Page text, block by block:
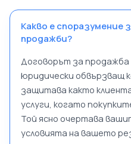
Какво е споразумение
продажби?
Договорът за
юридически обвързващ
защитава както
услуги, когато
Той ясно очертава
условията на вашето